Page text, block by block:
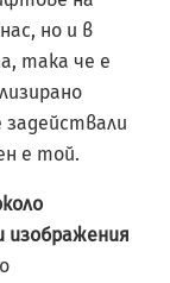
но и в
така че е
е той.
изображения